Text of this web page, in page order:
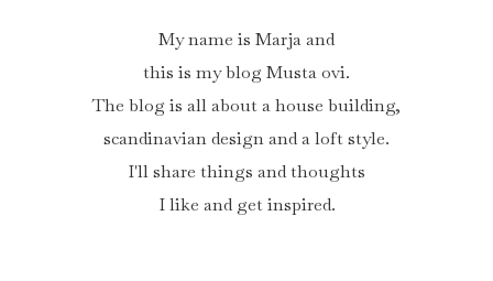
My name is Marja and
this is my blog Musta ovi.
The blog is all about a house building,
scandinavian design and a loft style.
I'll share things and thoughts
I like and get inspired.